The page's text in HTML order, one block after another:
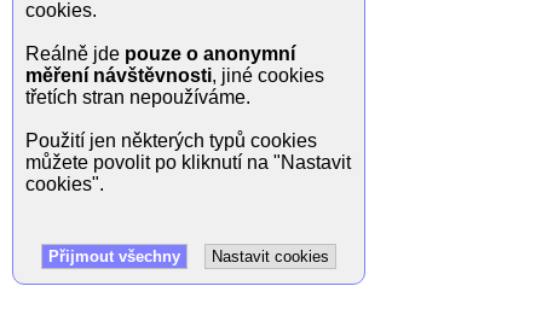
cookies.
Reálně jde pouze o anonymní
měření návštěvnosti, jiné cookies
třetích stran nepoužíváme.
Použití jen některých typů cookies
můžete povolit po kliknutí na "Nastavit
cookies".
Přijmout všechny Nastavit cookies